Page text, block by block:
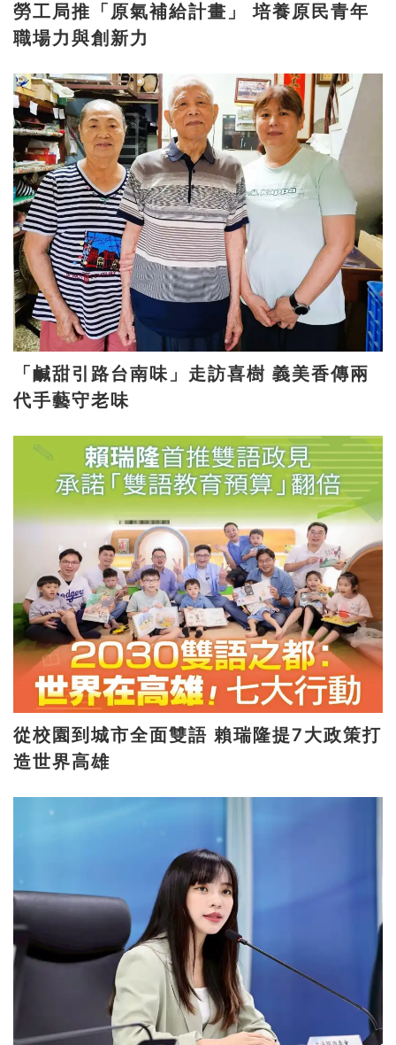
勞工局推「原氣補給計畫」 培養原民青年
職場力與創新力
「鹹甜引路台南味」走訪喜樹 義美香傳兩
代手藝守老味
從校園到城市全面雙語 賴瑞隆提7大政策打
造世界高雄